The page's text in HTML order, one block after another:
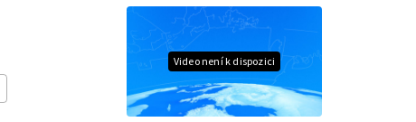
Video není k dispozici